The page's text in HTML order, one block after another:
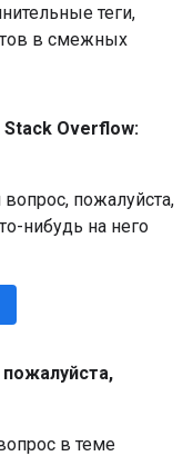
теги,
в смежных
Stack Overflow:
пожалуйста,
нибудь на него
пожалуйста,
в теме